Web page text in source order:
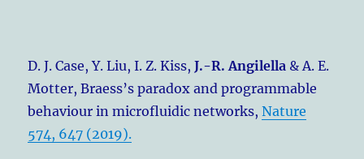
D. J. Case, Y. Liu, I. Z. Kiss,J.-R. Angilella & A. E.
Motter, Braess’s paradox and programmable
behaviour in microfluidic networks,Nature
574, 647 (2019).